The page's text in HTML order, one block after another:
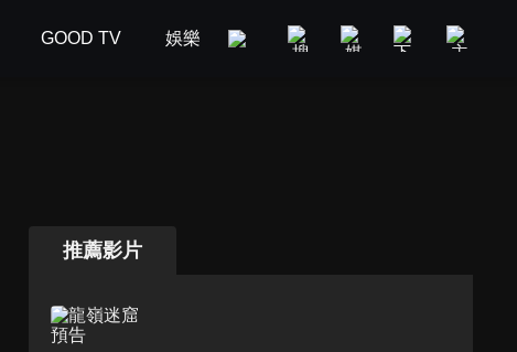
GOOD TV 娛樂 美食旅遊 新聞政論
推薦影片